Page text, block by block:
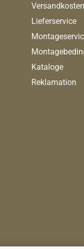
Versandkosten
Lieferservice
Kataloge
Reklamation